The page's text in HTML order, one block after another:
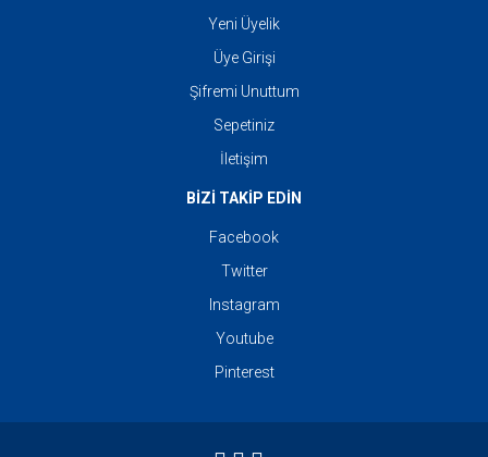
Yeni Üyelik
Üye Girişi
Şifremi Unuttum
Sepetiniz
İletişim
BİZİ TAKİP EDİN
Facebook
Twitter
Instagram
Youtube
Pinterest